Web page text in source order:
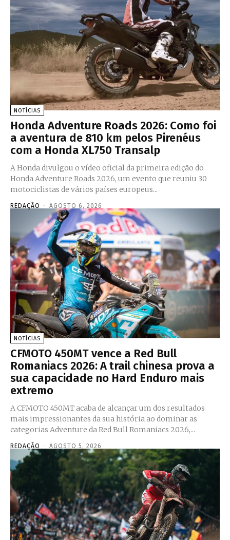
NOTÍCIAS
Honda Adventure Roads 2026: Como foi
a aventura de 810 km pelos Pirenéus
com a Honda XL750 Transalp
A Honda divulgou o vídeo oficial da primeira edição do
Honda Adventure Roads 2026, um evento que reuniu 30
motociclistas de vários países europeus...
REDAÇÃO - AGOSTO 6, 2026
NOTÍCIAS
CFMOTO 450MT vence a Red Bull
Romaniacs 2026: A trail chinesa prova a
sua capacidade no Hard Enduro mais
extremo
A CFMOTO 450MT acaba de alcançar um dos resultados
mais impressionantes da sua história ao dominar as
categorias Adventure da Red Bull Romaniacs 2026,...
REDAÇÃO - AGOSTO 5, 2026